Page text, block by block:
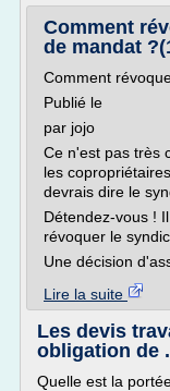
Comment
de mandat
Comment
Publié le
par jojo
Ce n'est pas très
les
devrais dire le
Détendez-vous !
révoquer le
Une décision
Lire la suite
Les devis
obligation de
Quelle est la